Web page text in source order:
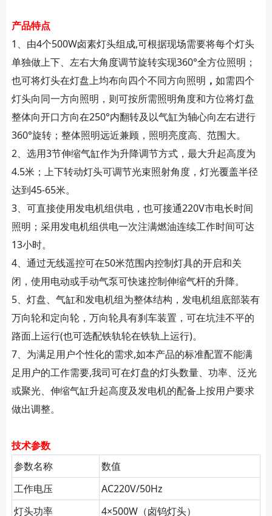
产品特点
1、由4个500W卤素灯头组成,可根据现场需要将每个灯头
单独做上下、左右大角度调节旋转实现360°全方位照明；
也可将灯头在灯盘上均布向四个不同方向照明 ， 如需四个
灯头向同一方向照明，则可按所需照明角度和方位将灯盘
整体向开口方向在250°内翻转及以气缸为轴心向左右进行
360°旋转；整体照明远近兼顾，照明亮度高、范围大。
2、选用3节伸缩气缸作为升降调节方式，最大升起高度为
4.5米；上下转动灯头可调节光束照射角度，灯光覆盖半径
达到45-65米。
3、可直接使用发电机组供电，也可接通220V市电长时间
照明；采用发电机组供电一次注满燃油连续工作时间可达
13小时。
4、通过无线遥控可在50米范围内控制灯具的开启和关
闭，使用电动或手动气泵可快速控制伸缩气杆的升降。
5、灯盘、气缸和发电机组为整体结构，发电机组底部装有
万向轮和定向轮，万向轮具有刹车装置，可在坑洼不平的
路面上运行(也可选配铁轨轮在铁轨上运行)。
7、为满足用户个性化的需求,如本产品的标准配置不能满
足用户的工作需要,我司可在灯盘的灯头数量、功率、泛光
或聚光、伸缩气缸升起高度及发电机的配备上按用户要求
做出调整。
技术参数
参数名称
数值
工作电压
AC220V/50Hz
灯头功率
4×500W（卤钨灯头）